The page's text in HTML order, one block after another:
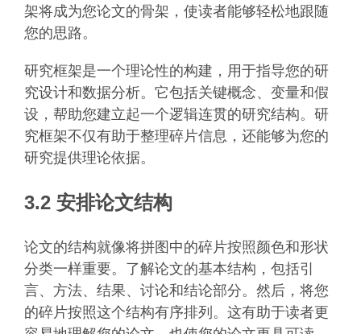
架将成为您论文的骨架，使读者能够轻松地跟随
您的思路。
研究框架是一个理论性的构建，用于指导您的研
究设计和数据分析。它包括关键概念、变量和假
设，帮助您建立起一个逻辑连贯的研究结构。研
究框架不仅有助于整理碎片信息，还能够为您的
研究提供理论依据。
3.2 安排论文结构
论文的结构就像将拼图中的碎片按照颜色和形状
分类一样重要。了解论文的基本结构，包括引
言、方法、结果、讨论和结论部分。然后，将您
的碎片按照这个结构有序排列。这有助于读者更